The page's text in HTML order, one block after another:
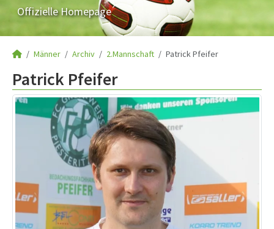
Offizielle Homepage
Männer Archiv 2.Mannschaft Patrick Pfeifer
Patrick Pfeifer